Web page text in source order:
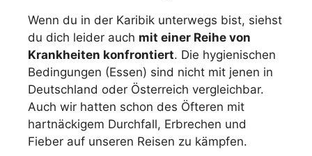
Wenn du in der Karibik unterwegs bist, siehst
du dich leider auch mit einer Reihe von
Krankheiten konfrontiert. Die hygienischen
Bedingungen (Essen) sind nicht mit jenen in
Deutschland oder Österreich vergleichbar.
Auch wir hatten schon des Öfteren mit
hartnäckigem Durchfall, Erbrechen und
Fieber auf unseren Reisen zu kämpfen.